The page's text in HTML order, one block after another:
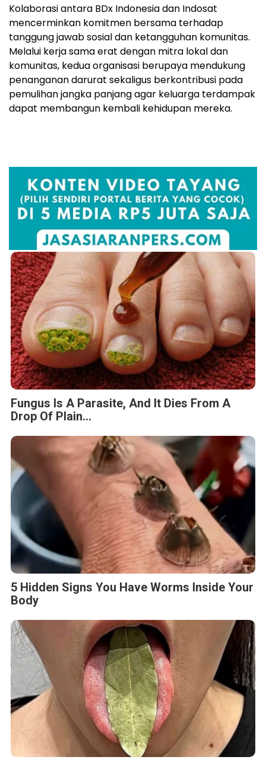
Kolaborasi antara BDx Indonesia dan Indosat
mencerminkan komitmen bersama terhadap
tanggung jawab sosial dan ketangguhan komunitas.
Melalui kerja sama erat dengan mitra lokal dan
komunitas, kedua organisasi berupaya mendukung
penanganan darurat sekaligus berkontribusi pada
pemulihan jangka panjang agar keluarga terdampak
dapat membangun kembali kehidupan mereka.
Fungus Is A Parasite, And It Dies From A
Drop Of Plain...
5 Hidden Signs You Have Worms Inside Your
Body